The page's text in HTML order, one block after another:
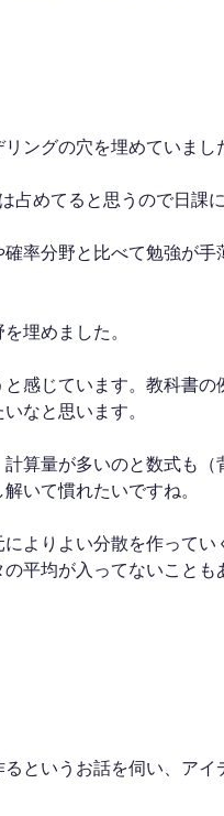
ングの穴を埋めていまし
めてると思うので日課に
率分野と比べて勉強が手
埋めました。
感じています。教科書の
なと思います。
算量が多いのと数式も（
いて慣れたいですね。
よりよい分散を作ってい
平均が入ってないことも
というお話を伺い、アイ